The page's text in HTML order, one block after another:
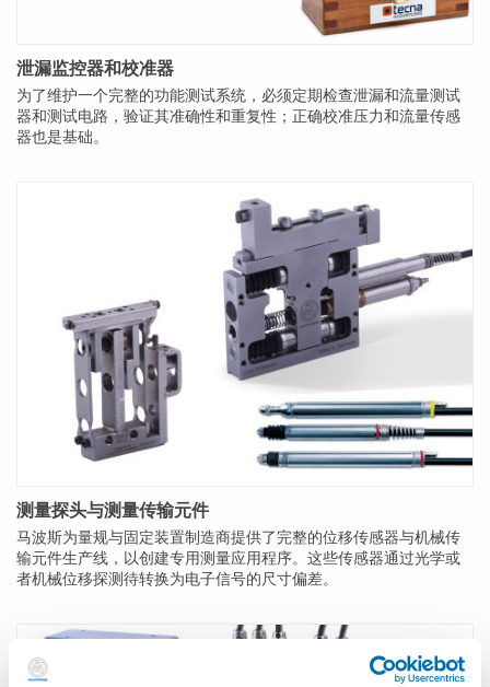
泄漏监控器和校准器
为了维护一个完整的功能测试系统，必须定期检查泄漏和流量测试
器和测试电路，验证其准确性和重复性；正确校准压力和流量传感
器也是基础。
测量探头与测量传输元件
马波斯为量规与固定装置制造商提供了完整的位移传感器与机械传
输元件生产线，以创建专用测量应用程序。这些传感器通过光学或
者机械位移探测待转换为电子信号的尺寸偏差。